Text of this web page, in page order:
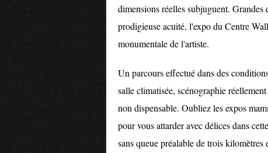
dimensions réelles subjuguent.
prodigieuse acuité, l'expo du Centre
monumentale de l'artiste.
Un parcours effectué dans des
salle climatisée, scénographie
non dispensable. Oubliez les expos
pour vous attarder avec délices dans
sans queue préalable de trois